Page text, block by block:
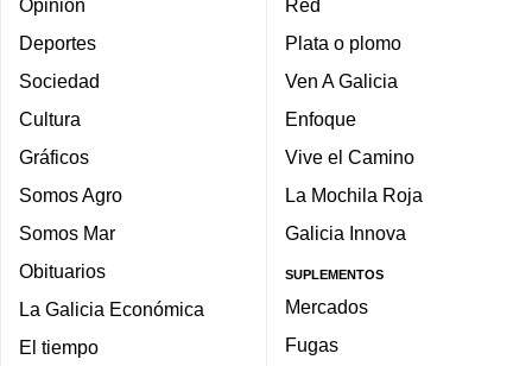
Opinión
Deportes
Sociedad
Cultura
Gráficos
Somos Agro
Somos Mar
Obituarios
La Galicia Económica
El tiempo
Red
Plata o plomo
Ven A Galicia
Enfoque
Vive el Camino
La Mochila Roja
Galicia Innova
SUPLEMENTOS
Mercados
Fugas